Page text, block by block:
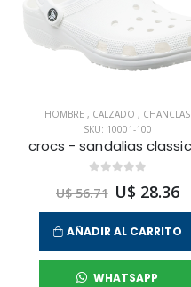
HOMBRE, CALZADO, CHANCLAS
SKU: 10001-100
U$ 56.71 U$ 28.36
AÑADIR AL CARRITO
WHATSAPP